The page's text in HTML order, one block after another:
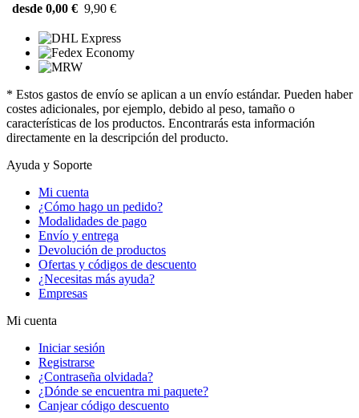
desde 0,00 € 9,90 €
* Estos gastos de envío se aplican a un envío estándar. Pueden haber
costes adicionales, por ejemplo, debido al peso, tamaño o
características de los productos. Encontrarás esta información
directamente en la descripción del producto.
Ayuda y Soporte
Mi cuenta
¿Cómo hago un pedido?
Modalidades de pago
Envío y entrega
Devolución de productos
Ofertas y códigos de descuento
¿Necesitas más ayuda?
Empresas
Mi cuenta
Iniciar sesión
Registrarse
¿Contraseña olvidada?
¿Dónde se encuentra mi paquete?
Canjear código descuento